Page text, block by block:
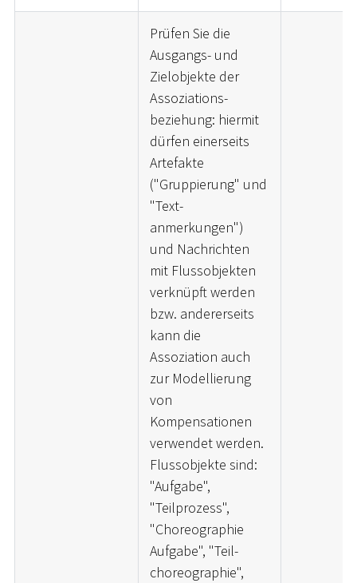
Prüfen Sie die
Ausgangs- und
Zielobjekte der
Assoziations-
beziehung: hiermit
dürfen einerseits
Artefakte
("Gruppierung" und
"Text-
anmerkungen")
und Nachrichten
mit Flussobjekten
verknüpft werden
bzw. andererseits
kann die
Assoziation auch
zur Modellierung
von
Kompensationen
verwendet werden.
Flussobjekte sind:
"Aufgabe",
"Teilprozess",
"Choreographie
Aufgabe", "Teil-
choreographie",